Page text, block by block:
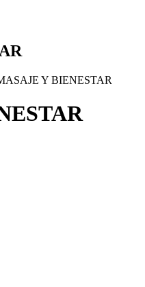
Y BIENESTAR